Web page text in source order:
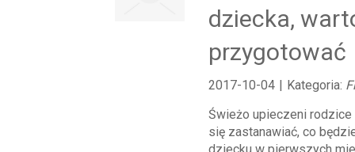
dziecka,
przygotować
2017-10-04 | Kategoria:
Świeżo upieczeni
się zastanawiać, co